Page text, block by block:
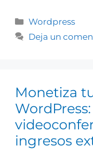
Wordpress
Deja un
Monetiza
ingresos